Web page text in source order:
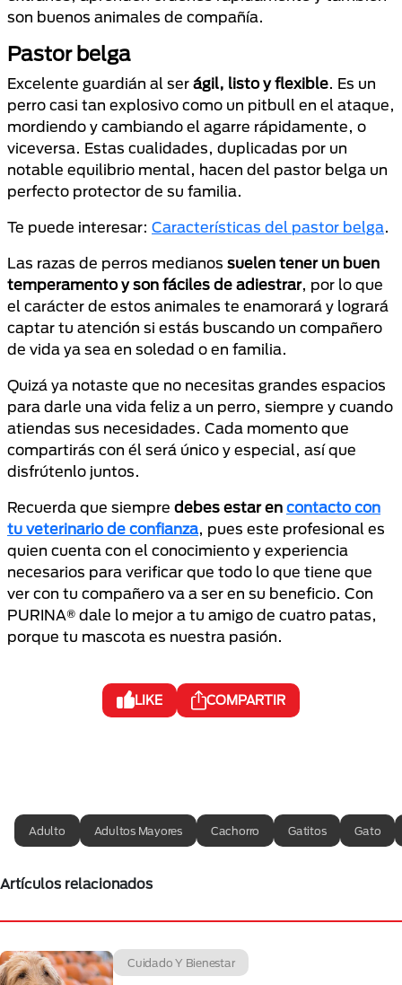
son buenos animales de compañía.
Pastor belga
Excelente guardián al ser ágil, listo y flexible. Es un
perro casi tan explosivo como un pitbull en el ataque,
mordiendo y cambiando el agarre rápidamente, o
viceversa. Estas cualidades, duplicadas por un
notable equilibrio mental, hacen del pastor belga un
perfecto protector de su familia.
Te puede interesar: Características del pastor belga.
Las razas de perros medianos suelen tener un buen
temperamento y son fáciles de adiestrar, por lo que
el carácter de estos animales te enamorará y logrará
captar tu atención si estás buscando un compañero
de vida ya sea en soledad o en familia.
Quizá ya notaste que no necesitas grandes espacios
para darle una vida feliz a un perro, siempre y cuando
atiendas sus necesidades. Cada momento que
compartirás con él será único y especial, así que
disfrútenlo juntos.
Recuerda que siempre debes estar en contacto con
tu veterinario de confianza, pues este profesional es
quien cuenta con el conocimiento y experiencia
necesarios para verificar que todo lo que tiene que
ver con tu compañero va a ser en su beneficio. Con
PURINA® dale lo mejor a tu amigo de cuatro patas,
porque tu mascota es nuestra pasión.
LIKE COMPARTIR
Adulto Adultos Mayores Cachorro Gatitos Gato
Artículos relacionados
Cuidado Y Bienestar